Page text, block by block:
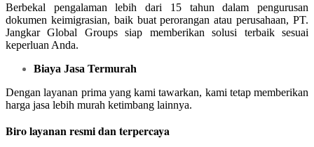
Berbekal pengalaman lebih dari 15 tahun dalam pengurusan
dokumen keimigrasian, baik buat perorangan atau perusahaan, PT.
Jangkar Global Groups siap memberikan solusi terbaik sesuai
keperluan Anda.
Biaya Jasa Termurah
Dengan layanan prima yang kami tawarkan, kami tetap memberikan
harga jasa lebih murah ketimbang lainnya.
Biro layanan resmi dan terpercaya